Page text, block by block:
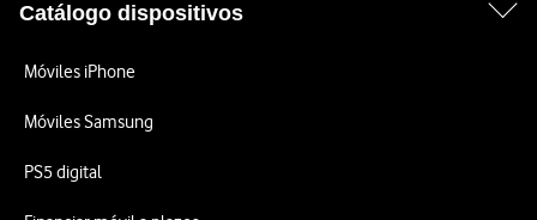
Catálogo dispositivos
Móviles iPhone
Móviles Samsung
PS5 digital